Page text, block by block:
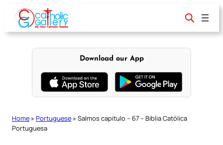
content
Download our App
Home » Portuguese » Salmos capitulo – 67 – Bíblia Católica
Portuguesa